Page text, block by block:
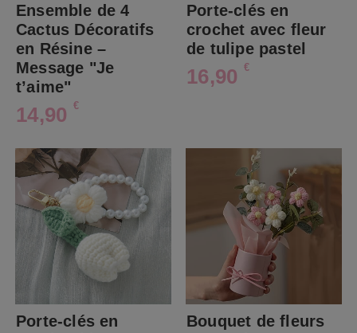
Ensemble de 4
Cactus Décoratifs
en Résine –
Message "Je
t’aime"
14,90 €
Porte-clés en
crochet avec fleur
de tulipe pastel
16,90 €
Porte-clés en
Bouquet de fleurs